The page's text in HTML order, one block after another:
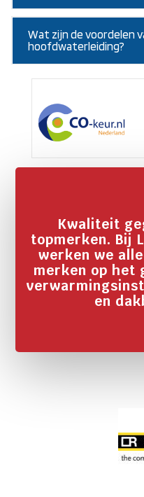
Wat zijn de voordelen
hoofdwaterleiding?
Kwaliteit
topmerken. Bij
werken we
merken op het
en